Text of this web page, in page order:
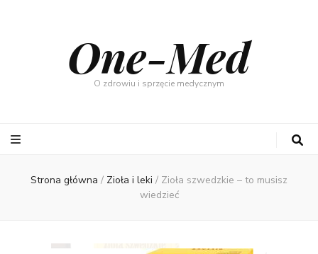
One-Med
O zdrowiu i sprzęcie medycznym
Strona główna / Zioła i leki / Zioła szwedzkie – to musisz
wiedzieć